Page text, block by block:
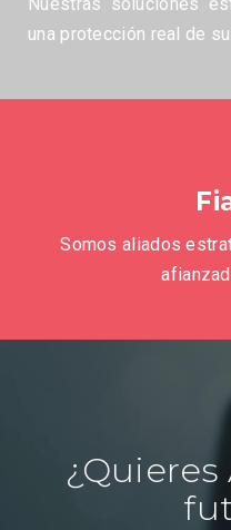
una protección real de
Somos aliados